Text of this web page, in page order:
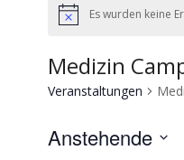
Es wurden keine
Medizin
Veranstaltungen
Anstehende